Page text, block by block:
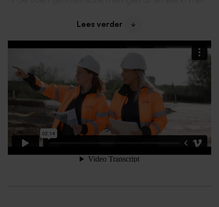
Je begeleidt junior servicemonteurs op de
werkvloer en ondersteunt bij de uitvoering en
coördinatie van projecten;
Je schakelt makkelijk tussen klanten, collega’s en
afdelingen;
Je helpt indien nodig andere teams binnen SPIE
Services & Projects.
Dit is het voor mij
Een goed salaris en winstuitkering
Een bus van de zaak
Lees verder